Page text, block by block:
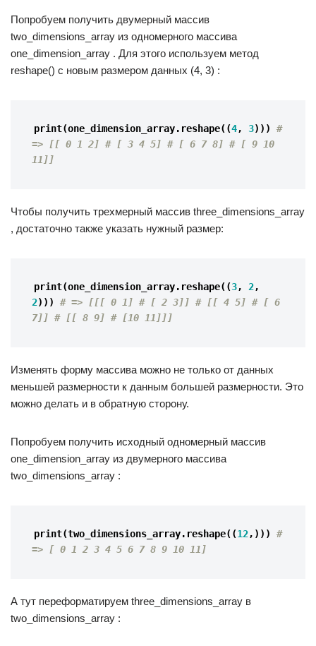
Попробуем получить двумерный массив
two_dimensions_array из одномерного массива
one_dimension_array . Для этого используем метод
reshape() с новым размером данных (4, 3) :
print(one_dimension_array. reshape((4, 3)))
#
=> [[ 0 1 2] # [ 3 4 5] # [ 6 7 8] # [ 9 10
11]]
Чтобы получить трехмерный массив three_dimensions_array
, достаточно также указать нужный размер:
print(one_dimension_array. reshape((3, 2,
2)))
# => [[[ 0 1] # [ 2 3]] # [[ 4 5] # [ 6
7]] # [[ 8 9] # [10 11]]]
Изменять форму массива можно не только от данных
меньшей размерности к данным большей размерности. Это
можно делать и в обратную сторону.
Попробуем получить исходный одномерный массив
one_dimension_array из двумерного массива
two_dimensions_array :
print(two_dimensions_array. reshape((12,)))
#
=> [ 0 1 2 3 4 5 6 7 8 9 10 11]
А тут переформатируем three_dimensions_array в
two_dimensions_array :